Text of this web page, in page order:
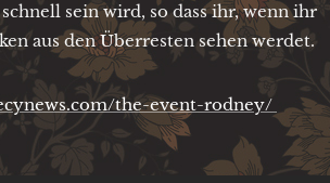
sein wird, so dass ihr, wenn ihr
aus den Überresten sehen werdet.
the-event-rodney/